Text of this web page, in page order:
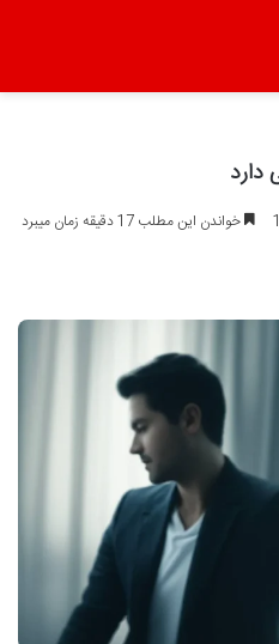
خواندن این مطلب 17 دقیقه زمان میبرد